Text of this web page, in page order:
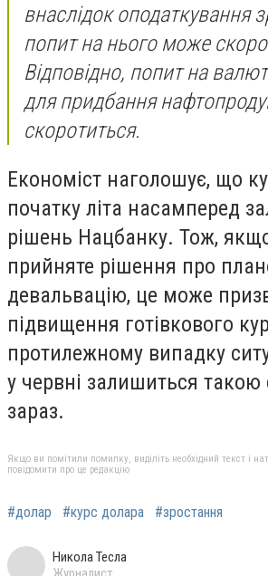
внаслідок оподаткування
попит на нього може
Відповідно, попит на
для придбання
скоротиться.
Економіст наголошує, що
початку літа насамперед
рішень Нацбанку. Тож,
прийняте рішення про
девальвацію, це може
підвищення готівкового
протилежному випадку
у червні залишиться такою
зараз.
Якщо ви помітили помилку, виділіть необхідний текст і
повідомити про це редакцію
#долар #курс долара #зростання
Никола Тесла